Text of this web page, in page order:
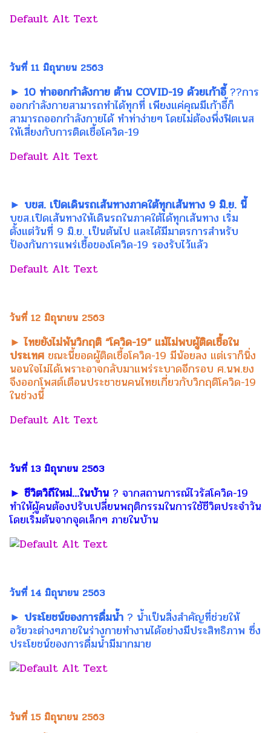
วันที่ 11 มิถุนายน 2563
► 10 ท่าออกกำลังกาย ต้าน COVID-19 ด้วยเก้าอี้ ??การ
ออกกำลังกายสามารถทำได้ทุกที่ เพียงแค่คุณมีเก้าอี้ก็
สามารถออกกำลังกายได้ ทำท่าง่ายๆ โดยไม่ต้องพึ่งฟิตเนส
ให้เสี่ยงกับการติดเชื้อโควิด-19
► บขส. เปิดเดินรถเส้นทางภาคใต้ทุกเส้นทาง 9 มิ.ย. นี้
บขส.เปิดเส้นทางให้เดินรถในภาคใต้ได้ทุกเส้นทาง เริ่ม
ตั้งแต่วันที่ 9 มิ.ย. เป็นต้นไป และได้มีมาตรการสำหรับ
ป้องกันการแพร่เชื้อของโควิด-19 รองรับไว้แล้ว
วันที่ 12 มิถุนายน 2563
► ไทยยังไม่พ้นวิกฤติ “โควิด-19” แม้ไม่พบผู้ติดเชื้อใน
ประเทศ ขณะนี้ยอดผู้ติดเชื้อโควิด-19 มีน้อยลง แต่เราก็นิ่ง
นอนใจไม่ได้เพราะอาจกลับมาแพร่ระบาดอีกรอบ ศ.นพ.ยง
จึงออกโพสต์เตือนประชาชนคนไทยเกี่ยวกับวิกฤติโควิด-19
ในช่วงนี้
วันที่ 13 มิถุนายน 2563
► ชีวิตวิถีใหม่…ในบ้าน ? จากสถานการณ์ไวรัสโควิด-19
ทำให้ผู้คนต้องปรับเปลี่ยนพฤติกรรมในการใช้ชีวิตประจำวัน
โดยเริ่มต้นจากจุดเล็กๆ ภายในบ้าน
วันที่ 14 มิถุนายน 2563
► ประโยชน์ของการดื่มน้ำ ? น้ำเป็นสิ่งสำคัญที่ช่วยให้
อวัยวะต่างๆภายในร่างกายทำงานได้อย่างมีประสิทธิภาพ ซึ่ง
ประโยชน์ของการดื่มน้ำมีมากมาย
วันที่ 15 มิถุนายน 2563